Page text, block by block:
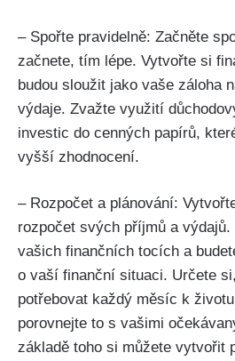
– Spořte pravidelně: Začněte
začnete, tím lépe. Vytvořte si
budou sloužit jako vaše záloha
výdaje. Zvažte využití
investic do cenných papírů,
vyšší zhodnocení.
– Rozpočet a plánování:
rozpočet svých příjmů a
vašich finančních tocích a
o vaší finanční situaci. Určete
potřebovat každý měsíc k
porovnejte to s vašimi
základě toho si můžete vytvořit